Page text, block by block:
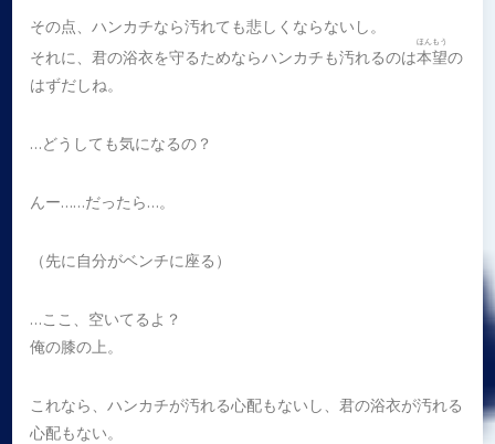
その点、ハンカチなら汚れても悲しくならないし。
それに、君の浴衣を守るためならハンカチも汚れるのは本望
ほんもう
の
はずだしね。
…どうしても気になるの？
んー……だったら…。
（先に自分がベンチに座る）
…ここ、空いてるよ？
俺の膝の上。
これなら、ハンカチが汚れる心配もないし、君の浴衣が汚れる
心配もない。